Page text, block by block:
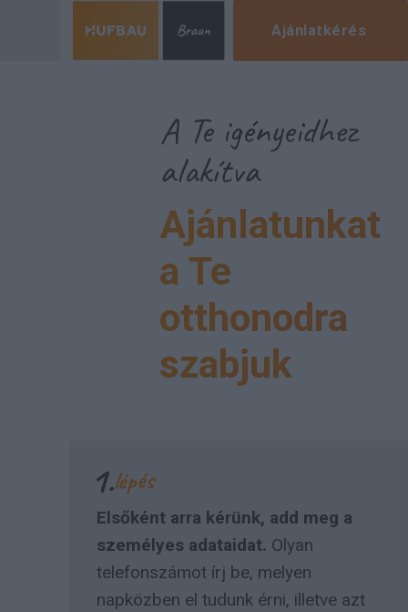
Ajánlatkérés
A Te igényeidhez
alakítva
Ajánlatunkat
a Te
otthonodra
szabjuk
1.lépés
Elsőként arra kérünk, add meg a
személyes adataidat. Olyan
telefonszámot írj be, melyen
napközben el tudunk érni, illetve azt